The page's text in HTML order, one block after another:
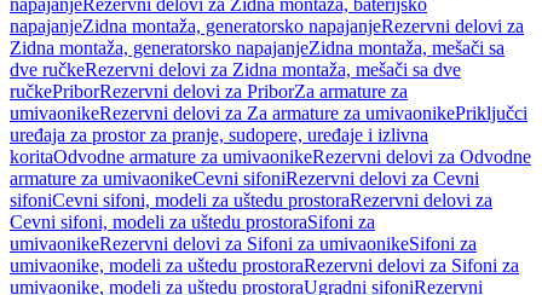
napajanjeRezervni delovi za Zidna montaža, baterijsko
napajanjeZidna montaža, generatorsko napajanjeRezervni delovi za
Zidna montaža, generatorsko napajanjeZidna montaža, mešači sa
dve ručkeRezervni delovi za Zidna montaža, mešači sa dve
ručkePriborRezervni delovi za PriborZa armature za
umivaonikeRezervni delovi za Za armature za umivaonikePriključci
uređaja za prostor za pranje, sudopere, uređaje i izlivna
koritaOdvodne armature za umivaonikeRezervni delovi za Odvodne
armature za umivaonikeCevni sifoniRezervni delovi za Cevni
sifoniCevni sifoni, modeli za uštedu prostoraRezervni delovi za
Cevni sifoni, modeli za uštedu prostoraSifoni za
umivaonikeRezervni delovi za Sifoni za umivaonikeSifoni za
umivaonike, modeli za uštedu prostoraRezervni delovi za Sifoni za
umivaonike, modeli za uštedu prostoraUgradni sifoniRezervni